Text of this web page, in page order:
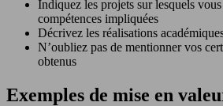
Indiquez les projets sur lesquels
compétences impliquées
Décrivez les réalisations
N’oubliez pas de mentionner vos
obtenus
Exemples de mise en